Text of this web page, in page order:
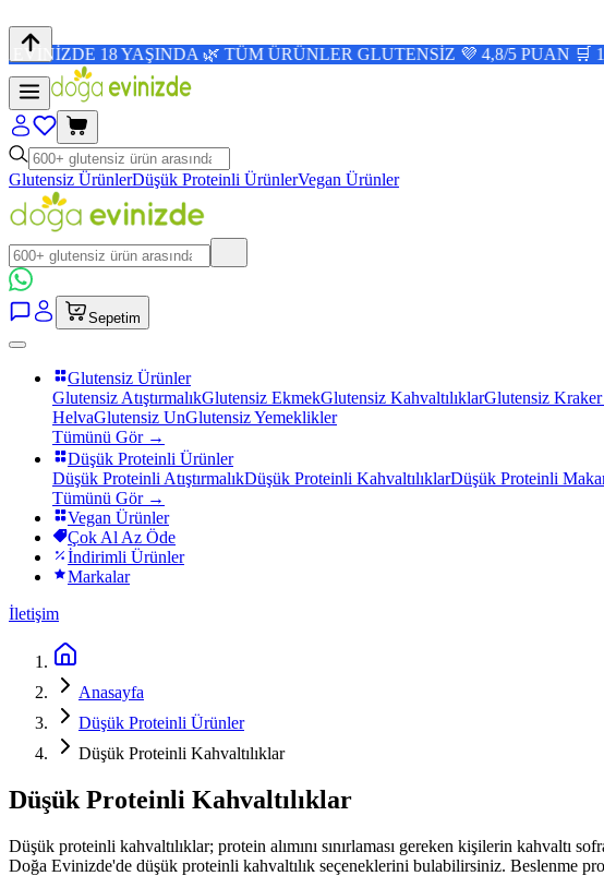
🌿 TÜM ÜRÜNLER GLUTENSİZ 💜 4,8/5 PUAN 🛒 150.000+
Glutensiz ÜrünlerDüşük Proteinli ÜrünlerVegan Ürünler
Sepetim
Glutensiz Ürünler
Glutensiz AtıştırmalıkGlutensiz EkmekGlutensiz KahvaltılıklarGlutensiz
HelvaGlutensiz UnGlutensiz Yemeklikler
Tümünü Gör →
Düşük Proteinli Ürünler
Düşük Proteinli AtıştırmalıkDüşük Proteinli KahvaltılıklarDüşük Proteinli
Tümünü Gör →
Vegan Ürünler
Çok Al Az Öde
İndirimli Ürünler
Markalar
İletişim
Anasayfa
Düşük Proteinli Ürünler
Düşük Proteinli Kahvaltılıklar
Düşük Proteinli Kahvaltılıklar
Düşük proteinli kahvaltılıklar; protein alımını sınırlaması gereken kişilerin
Doğa Evinizde'de düşük proteinli kahvaltılık seçeneklerini bulabilirsiniz. Beslenme